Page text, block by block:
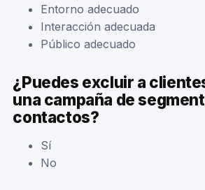
Entorno adecuado
Interacción adecuada
Público adecuado
¿Puedes excluir a
una campaña de
contactos?
Sí
No